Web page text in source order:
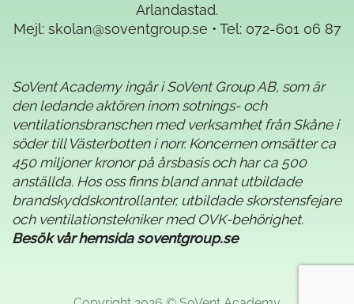
Arlandastad.
Mejl: skolan@soventgroup.se • Tel: 072-601 06 87
SoVent Academy ingår i SoVent Group AB, som är
den ledande aktören inom sotnings- och
ventilationsbranschen med verksamhet från Skåne i
söder till Västerbotten i norr. Koncernen omsätter ca
450 miljoner kronor på årsbasis och har ca 500
anställda. Hos oss finns bland annat utbildade
brandskyddskontrollanter, utbildade skorstensfejare
och ventilationstekniker med OVK-behörighet.
Besök vår hemsida soventgroup.se